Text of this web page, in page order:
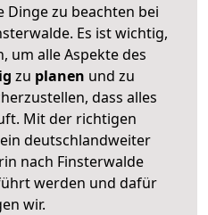
Dinge zu beachten bei
Es ist wichtig,
um alle Aspekte des
zu planen und zu
dass alles
Mit der richtigen
deutschlandweiter
nach Finsterwalde
werden und dafür
wir.